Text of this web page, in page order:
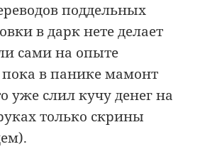
поддельных
в дарк нете делает
сами на опыте
в панике мамонт
уже слил кучу денег на
только скрины